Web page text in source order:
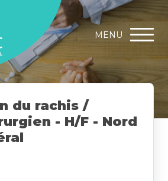
MENU
du rachis /
- H/F - Nord